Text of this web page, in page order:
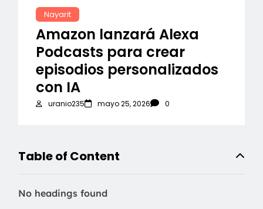
Nayarit
Amazon lanzará Alexa
Podcasts para crear
episodios personalizados
con IA
uranio235 mayo 25, 2026 0
Table of Content
No headings found